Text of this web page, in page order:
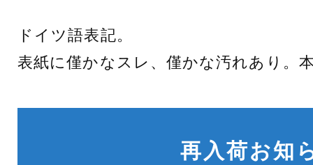
ドイツ語表記。
表紙に僅かなスレ、僅かな汚れあり。
再入荷お知